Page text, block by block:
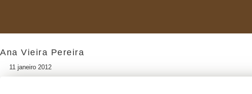
Ana Vieira Pereira
11 janeiro 2012